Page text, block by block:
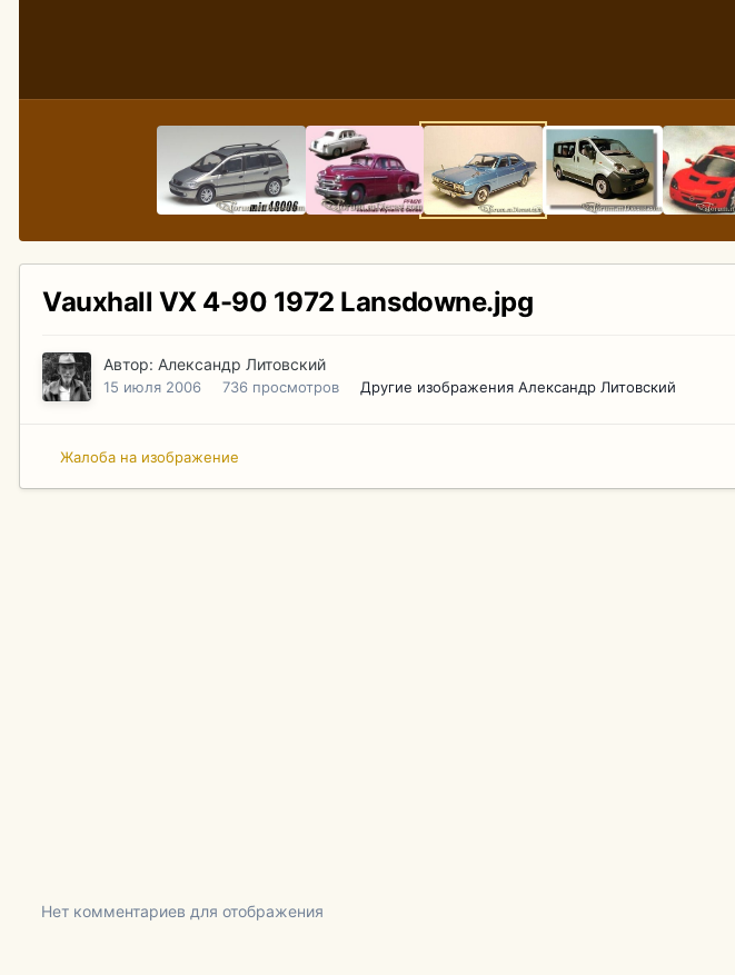
Vauxhall VX 4-90 1972 Lansdowne.jpg
Автор: Александр Литовский
15 июля 2006 736 просмотров Другие изображения Александр Литовский
Жалоба на изображение
Нет комментариев для отображения